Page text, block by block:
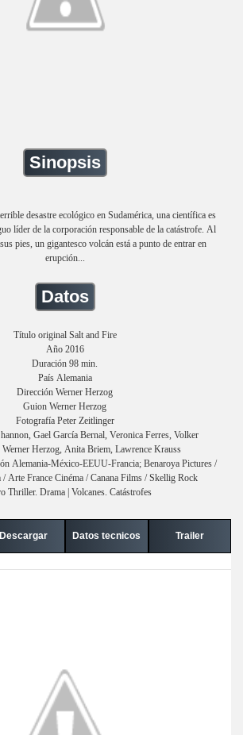
Sinopsis
desastre ecológico en Sudamérica, una científica es
líder de la corporación responsable de la catástrofe. Al
pies, un gigantesco volcán está a punto de entrar en
erupción...
Datos
Título original Salt and Fire
Año 2016
Duración 98 min.
País Alemania
Dirección Werner Herzog
Guion Werner Herzog
Fotografía Peter Zeitlinger
Gael García Bernal, Veronica Ferres, Volker
Herzog, Anita Briem, Lawrence Krauss
Alemania-México-EEUU-Francia; Benaroya Pictures /
Arte France Cinéma / Canana Films / Skellig Rock
Thriller. Drama | Volcanes. Catástrofes
Descargar Datos tecnicos Trailer